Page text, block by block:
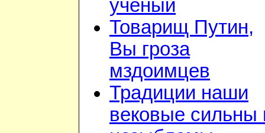
учёный
Товарищ Путин,
Вы гроза
мздоимцев
Традиции наши
вековые сильны